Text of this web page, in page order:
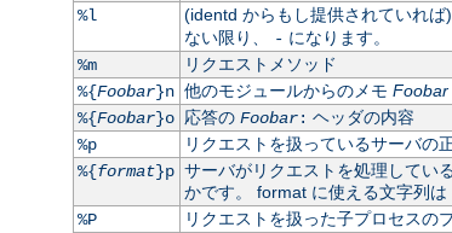
%l
(identd からもし提供されていれ
ない限り、
- になります。
%m
リクエストメソッド
%{Foobar}n 他のモジュールからのメモ Foobar
%{Foobar}o 応答の Foobar: ヘッダの内容
%p
リクエストを扱っているサーバの
%{format}p サーバがリクエストを処理してい
かです。 format に使える文字列は
%P
リクエストを扱った子プロセスの